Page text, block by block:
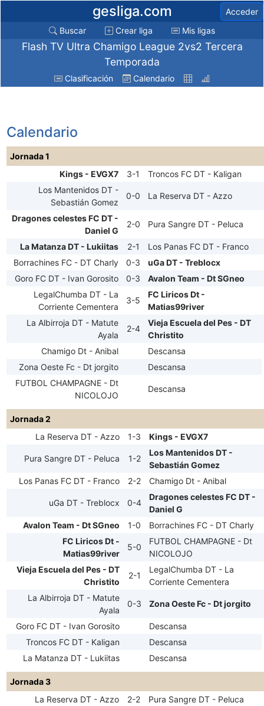
gesliga.com
Acceder
Buscar
Crear liga Mis ligas
Flash TV Ultra Chamigo League 2vs2 Tercera
Temporada
Clasificación Calendario
Calendario
Jornada 1
Kings - EVGX7
3-1
Troncos FC DT - Kaligan
Los Mantenidos DT -
Sebastián Gomez
0-0 La Reserva DT - Azzo
Dragones celestes FC DT -
Daniel G
2-0 Pura Sangre DT - Peluca
La Matanza DT - Lukiitas 2-1
Los Panas FC DT - Franco
Borrachines FC - DT Charly
0-3
uGa DT - Treblocx
Goro FC DT - Ivan Gorosito
0-3
Avalon Team - Dt SGneo
LegalChumba DT - La
Corriente Cementera
3-5
FC Liricos Dt -
Matias99river
La Albirroja DT - Matute
Ayala
2-4
Vieja Escuela del Pes - DT
Christito
Chamigo Dt - Anibal
Descansa
Zona Oeste Fc - Dt jorgito
Descansa
FUTBOL CHAMPAGNE - Dt
NICOLOJO
Descansa
Jornada 2
La Reserva DT - Azzo
1-3 Kings - EVGX7
Pura Sangre DT - Peluca 1-2
Los Mantenidos DT -
Sebastián Gomez
Los Panas FC DT - Franco
2-2 Chamigo Dt - Anibal
uGa DT - Treblocx 0-4
Dragones celestes FC DT -
Daniel G
Avalon Team - Dt SGneo
1-0
Borrachines FC - DT Charly
FC Liricos Dt -
Matias99river
5-0
FUTBOL CHAMPAGNE - Dt
NICOLOJO
Vieja Escuela del Pes - DT
Christito
2-1
LegalChumba DT - La
Corriente Cementera
La Albirroja DT - Matute
Ayala
0-3 Zona Oeste Fc - Dt jorgito
Goro FC DT - Ivan Gorosito
Descansa
Troncos FC DT - Kaligan
Descansa
La Matanza DT - Lukiitas
Descansa
Jornada 3
La Reserva DT - Azzo
2-2
Pura Sangre DT - Peluca